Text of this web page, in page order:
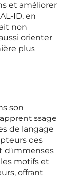
et améliorer
ID, en
non
orienter
plus
son
de langage
des
d’immenses
motifs et
offrant